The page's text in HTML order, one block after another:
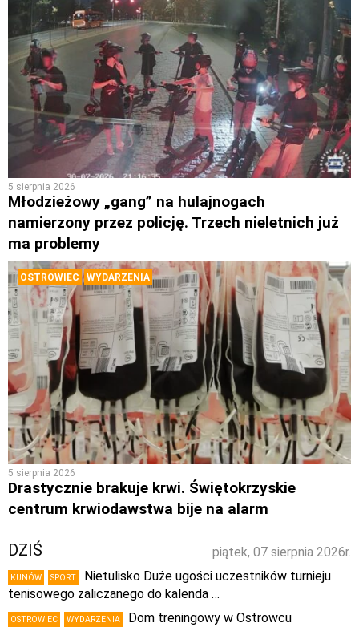
5 sierpnia 2026
Młodzieżowy „gang” na hulajnogach
namierzony przez policję. Trzech nieletnich już
ma problemy
OSTROWIEC WYDARZENIA
5 sierpnia 2026
Drastycznie brakuje krwi. Świętokrzyskie
centrum krwiodawstwa bije na alarm
piątek, 07 sierpnia 2026r.
DZIŚ
KUNÓW SPORT
Nietulisko Duże ugości uczestników turnieju
tenisowego zaliczanego do kalenda …
OSTROWIEC WYDARZENIA
Dom treningowy w Ostrowcu